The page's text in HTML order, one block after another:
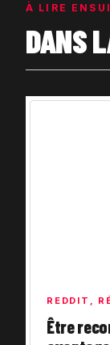
À LIRE
DANS
REDDIT ,
Être